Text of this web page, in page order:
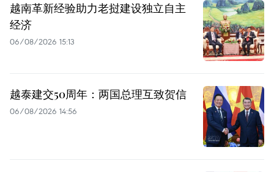
越南革新经验助力老挝建设独立自主
经济
06/08/2026 15:13
越泰建交50周年：两国总理互致贺信
06/08/2026 14:56